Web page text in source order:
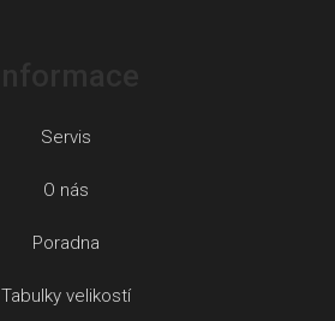
Servis
O nás
Poradna
Tabulky velikostí